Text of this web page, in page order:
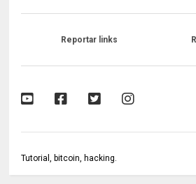
Reportar links
Tutorial, bitcoin, hacking.